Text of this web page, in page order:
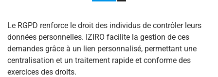
Le RGPD renforce le droit des individus de contrôler leurs
données personnelles. IZIRO facilite la gestion de ces
demandes grâce à un lien personnalisé, permettant une
centralisation et un traitement rapide et conforme des
exercices des droits.